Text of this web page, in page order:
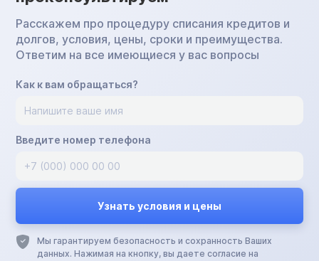
Расскажем про процедуру списания кредитов и
долгов, условия, цены, сроки и преимущества.
Ответим на все имеющиеся у вас вопросы
Как к вам обращаться?
Введите номер телефона
Мы гарантируем безопасность и сохранность Ваших
данных. Нажимая на кнопку, вы даете согласие на